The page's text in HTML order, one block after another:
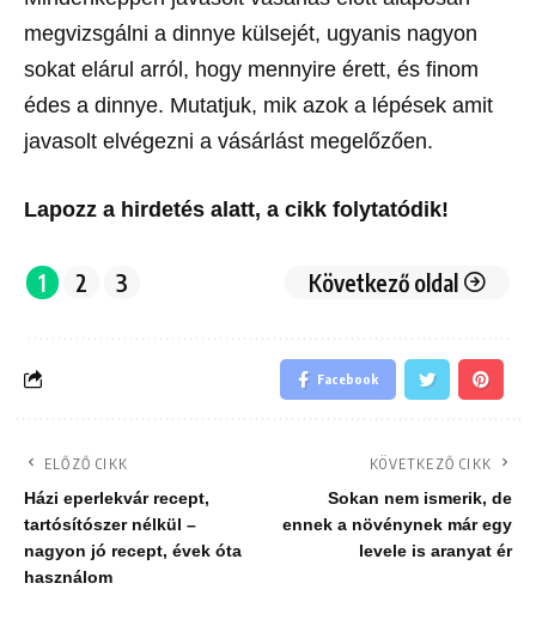
megvizsgálni a dinnye külsejét, ugyanis nagyon
sokat elárul arról, hogy mennyire érett, és finom
édes a dinnye. Mutatjuk, mik azok a lépések amit
javasolt elvégezni a vásárlást megelőzően.
Lapozz a hirdetés alatt, a cikk folytatódik!
1 2 3 Következő oldal
Facebook
ELŐZŐ CIKK
Házi eperlekvár recept,
tartósítószer nélkül –
nagyon jó recept, évek óta
használom
KÖVETKEZŐ CIKK
Sokan nem ismerik, de
ennek a növénynek már egy
levele is aranyat ér